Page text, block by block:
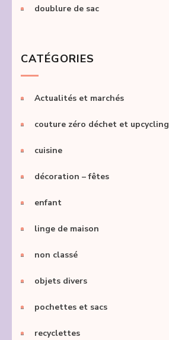
doublure de sac
CATÉGORIES
Actualités et marchés
couture zéro déchet et upcycling
cuisine
décoration – fêtes
enfant
linge de maison
non classé
objets divers
pochettes et sacs
recyclettes